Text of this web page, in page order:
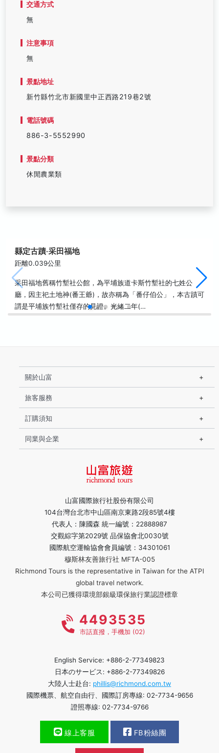
交通方式
無
注意事項
無
景點地址
新竹縣竹北市新國里中正西路219巷2號
電話號碼
886-3-5552990
景點分類
休閒農業類
縣定古蹟‧采田福地
距離0.039公里
采田福地舊稱竹塹社公館，為平埔族道卡斯竹塹社的七姓公
廳，因主祀土地神(番王爺)，故亦稱為「番仔伯公」，本古蹟可
謂是平埔族竹塹社僅存的見證。光緒二年(…
山富國際旅行社股份有限公司
104台灣台北市中山區南京東路2段85號4樓
代表人：陳國森 統一編號：22888987
交觀綜字第2029號 品保協會北0030號
國際航空運輸協會會員編號：34301061
穆斯林友善旅行社 MFTA-005
Richmond Tours is the representative in Taiwan for the ATPI
global travel network.
本公司已獲得環境部銀級環保旅行業認證標章
關於山富
旅客服務
訂購須知
同業與企業
4493535
市話直撥，手機加 (02)
English Service: +886-2-77349823
日本のサービス: +886-2-77349826
大陸人士赴台: phillis@richmond.com.tw
國際機票、航空自由行、國際訂房專線: 02-7734-9656
證照專線: 02-7734-9766
線上客服 FB粉絲團